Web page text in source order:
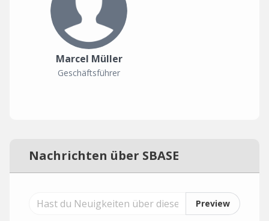
Marcel Müller
Geschäftsführer
Nachrichten über SBASE
Preview